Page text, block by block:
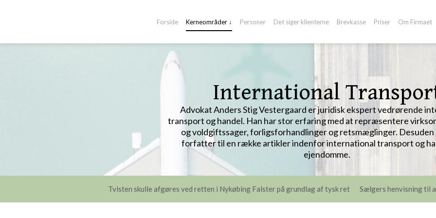
Forside Kerneområder ↓ Personer Det siger klienterne Brevkasse Priser Om Firmaet
International
Advokat Anders Stig Vestergaard er juridisk ekspert vedrørende
transport og handel. Han har stor erfaring med at repræsentere
og voldgiftssager, forligsforhandlinger og retsmæglinger. Desuden
forfatter til en række artikler indenfor international transport og
ejendomme.​​
Tvisten skulle afgøres ved retten i Nykøbing Falster på grundlag af tysk ret Sælgers henvisning til